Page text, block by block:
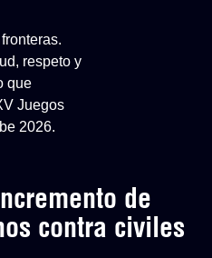
respeto y
que
Juegos
2026.
de
contra civiles